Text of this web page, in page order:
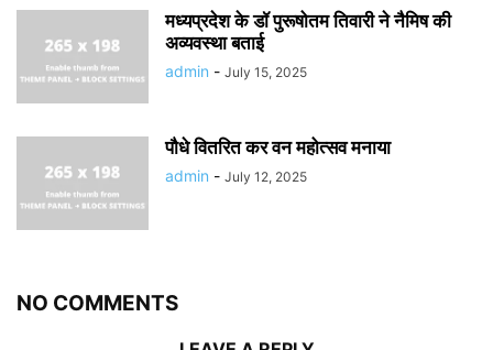
मध्यप्रदेश के डॉ पुरूषोतम तिवारी ने नैमिष की
अव्यवस्था बताई
admin - July 15, 2025
पौधे वितरित कर वन महोत्सव मनाया
admin - July 12, 2025
NO COMMENTS